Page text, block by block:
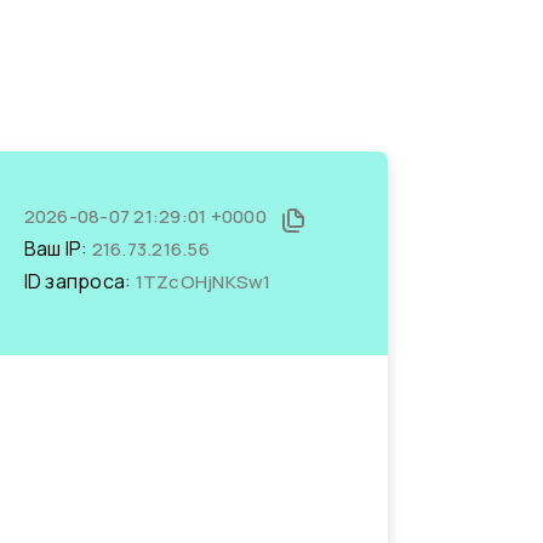
2026-08-07 21:29:01 +0000
Ваш IP: 216.73.216.56
ID запроса: 1TZcOHjNKSw1